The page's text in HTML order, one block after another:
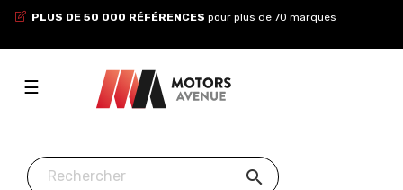
PLUS DE 50 000 RÉFÉRENCES pour plus de 70 marques
Toggle
navigation
☰
